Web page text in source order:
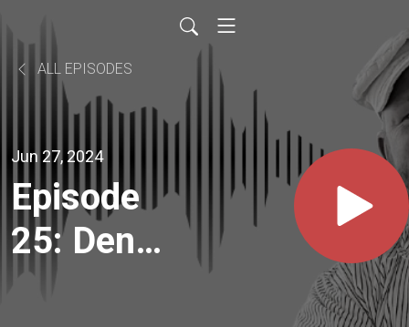
ALL EPISODES
Jun 27, 2024
Episode
25: Den
Danske